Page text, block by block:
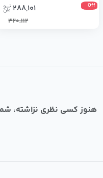
Off
288,101
320,112
هنوز کسی نظری نزاشته،